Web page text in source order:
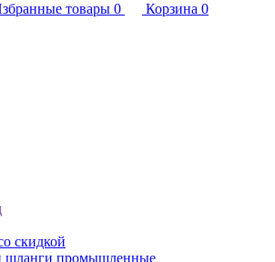
товары 0 Корзина 0
скидкой
шланги промышленные